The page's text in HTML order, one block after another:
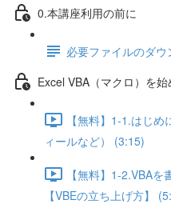
0.本講座利用の前に
必要ファイルのダ
Excel VBA（マクロ）を
【無料】1-1.はじ
ィールなど） (3:15)
【無料】1-2.VBA
【VBEの立ち上げ方】